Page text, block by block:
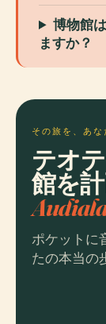
博物館
ますか？
その旅を、あな
テオ
館を
ポケットに
たの本当の